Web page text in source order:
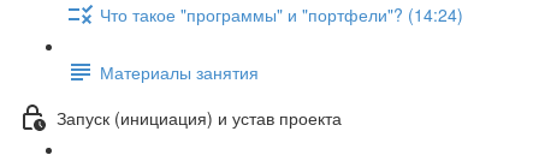
Что такое "программы" и "портфели"? (14:24)
Материалы занятия
Запуск (инициация) и устав проекта